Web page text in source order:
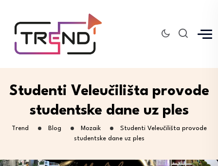
Studenti Veleučilišta provode
studentske dane uz ples
Trend Blog Mozaik
Studenti Veleučilišta provode
studentske dane uz ples